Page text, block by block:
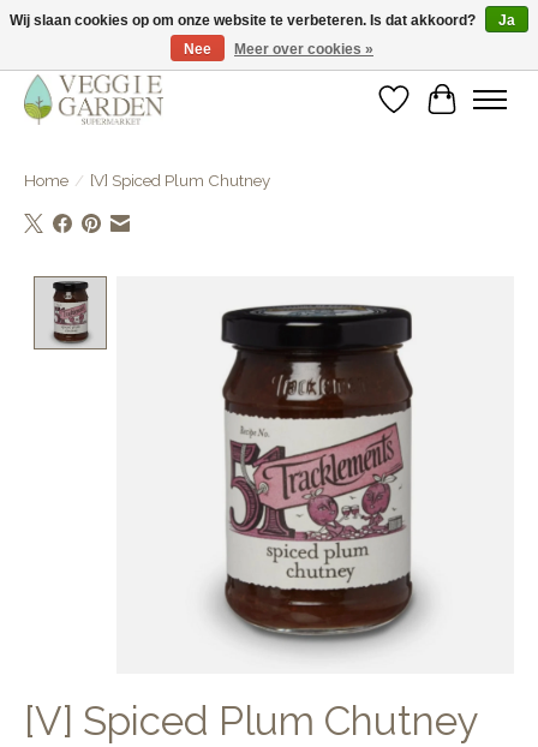
vegan & veggie products | free store pick-up
Verlanglijst
Home / [V] Spiced Plum Chutney
[V] Spiced Plum Chutney
Wij slaan cookies op om onze website te verbeteren. Is dat akkoord?
Ja
Nee
Meer over cookies »